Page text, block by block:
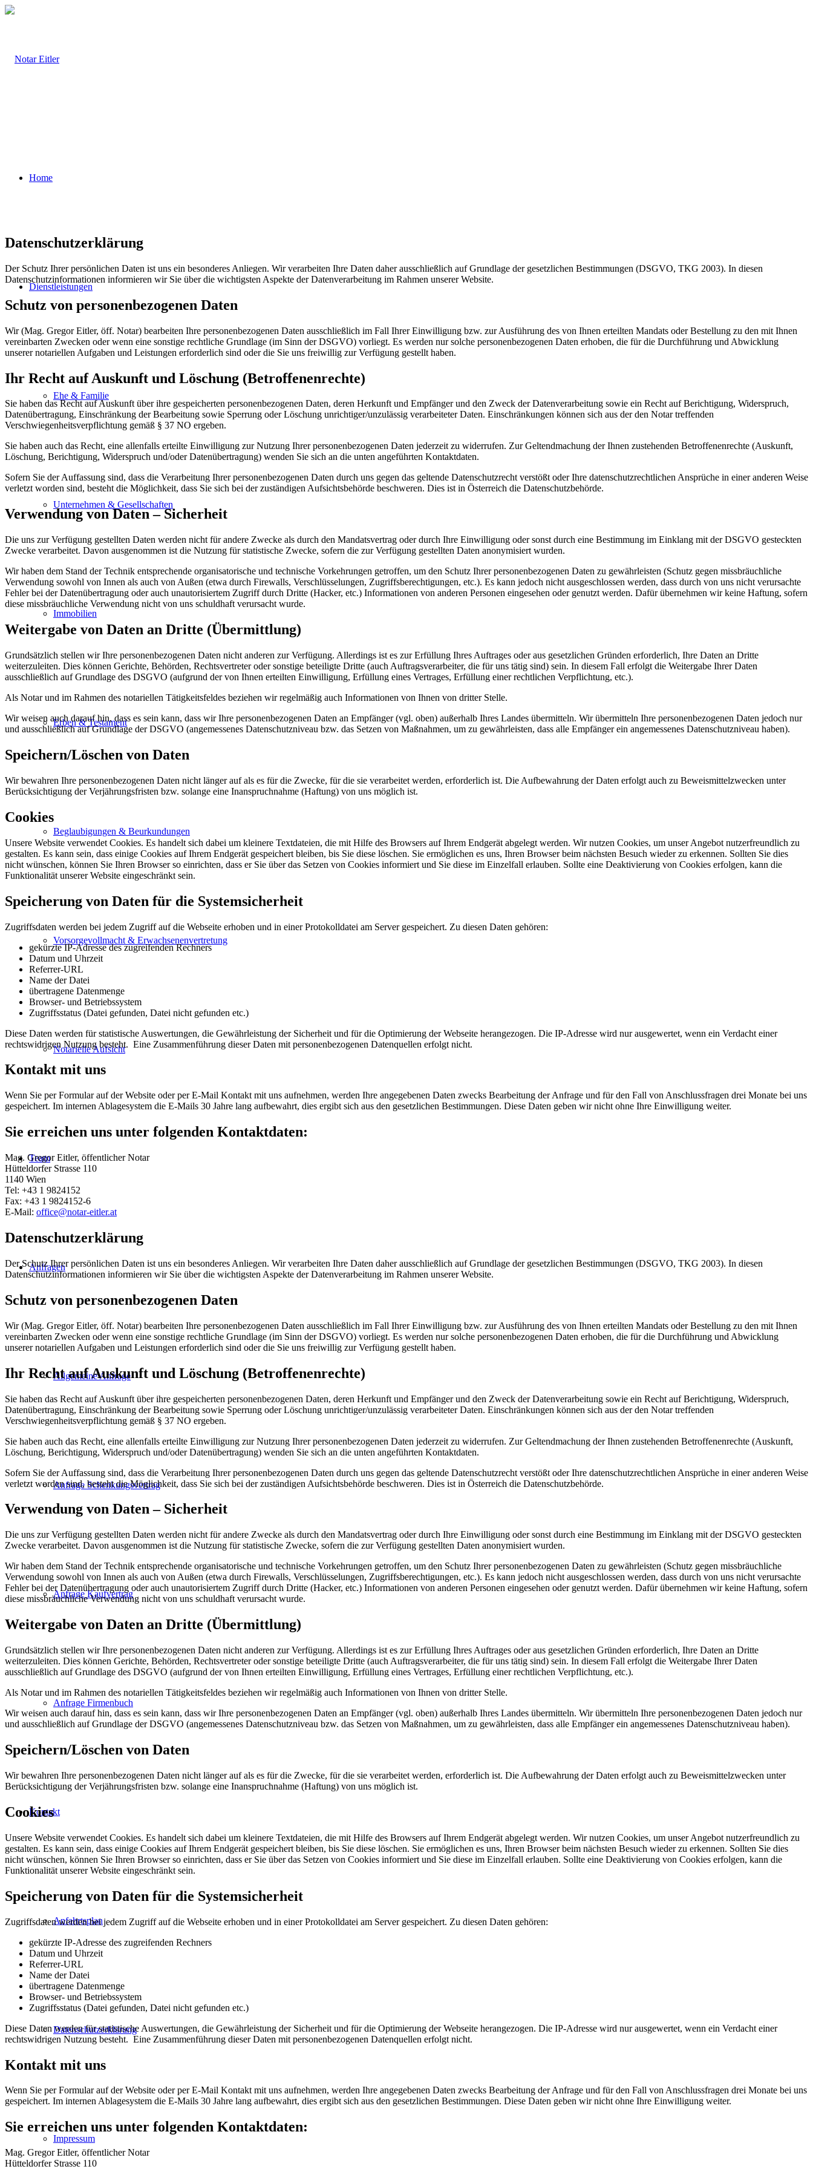
Home
Dienstleistungen
Ehe & Familie
Unternehmen & Gesellschaften
Immobilien
Erben & Testament
Beglaubigungen & Beurkundungen
Vorsorgevollmacht & Erwachsenenvertretung
Notarielle Aufsicht
Team
Anfragen
Allgemeine Anfrage
Anfrage Schenkungsvertrag
Anfrage Kaufvertrag
Anfrage Firmenbuch
Kontakt
Anfahrtsplan
Datenschutzerklärung
Impressum
Datenschutzerklärung
Der Schutz Ihrer persönlichen Daten ist uns ein besonderes Anliegen. Wir verarbeiten Ihre Daten daher ausschließlich auf Grundlage der gesetzlichen Bestimmungen (DSGVO, TKG 2003). In diesen
Datenschutzinformationen informieren wir Sie über die wichtigsten Aspekte der Datenverarbeitung im Rahmen unserer Website.
Schutz von personenbezogenen Daten
Wir (Mag. Gregor Eitler, öff. Notar) bearbeiten Ihre personenbezogenen Daten ausschließlich im Fall Ihrer Einwilligung bzw. zur Ausführung des von Ihnen erteilten Mandats oder Bestellung zu den mit Ihnen
vereinbarten Zwecken oder wenn eine sonstige rechtliche Grundlage (im Sinn der DSGVO) vorliegt. Es werden nur solche personenbezogenen Daten erhoben, die für die Durchführung und Abwicklung
unserer notariellen Aufgaben und Leistungen erforderlich sind oder die Sie uns freiwillig zur Verfügung gestellt haben.
Ihr Recht auf Auskunft und Löschung (Betroffenenrechte)
Sie haben das Recht auf Auskunft über ihre gespeicherten personenbezogenen Daten, deren Herkunft und Empfänger und den Zweck der Datenverarbeitung sowie ein Recht auf Berichtigung, Widerspruch,
Datenübertragung, Einschränkung der Bearbeitung sowie Sperrung oder Löschung unrichtiger/unzulässig verarbeiteter Daten. Einschränkungen können sich aus der den Notar treffenden
Verschwiegenheitsverpflichtung gemäß § 37 NO ergeben.
Sie haben auch das Recht, eine allenfalls erteilte Einwilligung zur Nutzung Ihrer personenbezogenen Daten jederzeit zu widerrufen. Zur Geltendmachung der Ihnen zustehenden Betroffenenrechte (Auskunft,
Löschung, Berichtigung, Widerspruch und/oder Datenübertragung) wenden Sie sich an die unten angeführten Kontaktdaten.
Sofern Sie der Auffassung sind, dass die Verarbeitung Ihrer personenbezogenen Daten durch uns gegen das geltende Datenschutzrecht verstößt oder Ihre datenschutzrechtlichen Ansprüche in einer anderen Weise
verletzt worden sind, besteht die Möglichkeit, dass Sie sich bei der zuständigen Aufsichtsbehörde beschweren. Dies ist in Österreich die Datenschutzbehörde.
Verwendung von Daten – Sicherheit
Die uns zur Verfügung gestellten Daten werden nicht für andere Zwecke als durch den Mandatsvertrag oder durch Ihre Einwilligung oder sonst durch eine Bestimmung im Einklang mit der DSGVO gesteckten
Zwecke verarbeitet. Davon ausgenommen ist die Nutzung für statistische Zwecke, sofern die zur Verfügung gestellten Daten anonymisiert wurden.
Wir haben dem Stand der Technik entsprechende organisatorische und technische Vorkehrungen getroffen, um den Schutz Ihrer personenbezogenen Daten zu gewährleisten (Schutz gegen missbräuchliche
Verwendung sowohl von Innen als auch von Außen (etwa durch Firewalls, Verschlüsselungen, Zugriffsberechtigungen, etc.). Es kann jedoch nicht ausgeschlossen werden, dass durch von uns nicht verursachte
Fehler bei der Datenübertragung oder auch unautorisiertem Zugriff durch Dritte (Hacker, etc.) Informationen von anderen Personen eingesehen oder genutzt werden. Dafür übernehmen wir keine Haftung, sofern
diese missbräuchliche Verwendung nicht von uns schuldhaft verursacht wurde.
Weitergabe von Daten an Dritte (Übermittlung)
Grundsätzlich stellen wir Ihre personenbezogenen Daten nicht anderen zur Verfügung. Allerdings ist es zur Erfüllung Ihres Auftrages oder aus gesetzlichen Gründen erforderlich, Ihre Daten an Dritte
weiterzuleiten. Dies können Gerichte, Behörden, Rechtsvertreter oder sonstige beteiligte Dritte (auch Auftragsverarbeiter, die für uns tätig sind) sein. In diesem Fall erfolgt die Weitergabe Ihrer Daten
ausschließlich auf Grundlage des DSGVO (aufgrund der von Ihnen erteilten Einwilligung, Erfüllung eines Vertrages, Erfüllung einer rechtlichen Verpflichtung, etc.).
Als Notar und im Rahmen des notariellen Tätigkeitsfeldes beziehen wir regelmäßig auch Informationen von Ihnen von dritter Stelle.
Wir weisen auch darauf hin, dass es sein kann, dass wir Ihre personenbezogenen Daten an Empfänger (vgl. oben) außerhalb Ihres Landes übermitteln. Wir übermitteln Ihre personenbezogenen Daten jedoch nur
und ausschließlich auf Grundlage der DSGVO (angemessenes Datenschutzniveau bzw. das Setzen von Maßnahmen, um zu gewährleisten, dass alle Empfänger ein angemessenes Datenschutzniveau haben).
Speichern/Löschen von Daten
Wir bewahren Ihre personenbezogenen Daten nicht länger auf als es für die Zwecke, für die sie verarbeitet werden, erforderlich ist. Die Aufbewahrung der Daten erfolgt auch zu Beweismittelzwecken unter
Berücksichtigung der Verjährungsfristen bzw. solange eine Inanspruchnahme (Haftung) von uns möglich ist.
Cookies
Unsere Website verwendet Cookies. Es handelt sich dabei um kleinere Textdateien, die mit Hilfe des Browsers auf Ihrem Endgerät abgelegt werden. Wir nutzen Cookies, um unser Angebot nutzerfreundlich zu
gestalten. Es kann sein, dass einige Cookies auf Ihrem Endgerät gespeichert bleiben, bis Sie diese löschen. Sie ermöglichen es uns, Ihren Browser beim nächsten Besuch wieder zu erkennen. Sollten Sie dies
nicht wünschen, können Sie Ihren Browser so einrichten, dass er Sie über das Setzen von Cookies informiert und Sie diese im Einzelfall erlauben. Sollte eine Deaktivierung von Cookies erfolgen, kann die
Funktionalität unserer Website eingeschränkt sein.
Speicherung von Daten für die Systemsicherheit
Zugriffsdaten werden bei jedem Zugriff auf die Webseite erhoben und in einer Protokolldatei am Server gespeichert. Zu diesen Daten gehören:
gekürzte IP-Adresse des zugreifenden Rechners
Datum und Uhrzeit
Referrer-URL
Name der Datei
übertragene Datenmenge
Browser- und Betriebssystem
Zugriffsstatus (Datei gefunden, Datei nicht gefunden etc.)
Diese Daten werden für statistische Auswertungen, die Gewährleistung der Sicherheit und für die Optimierung der Webseite herangezogen. Die IP-Adresse wird nur ausgewertet, wenn ein Verdacht einer
rechtswidrigen Nutzung besteht. Eine Zusammenführung dieser Daten mit personenbezogenen Datenquellen erfolgt nicht.
Kontakt mit uns
Wenn Sie per Formular auf der Website oder per E-Mail Kontakt mit uns aufnehmen, werden Ihre angegebenen Daten zwecks Bearbeitung der Anfrage und für den Fall von Anschlussfragen drei Monate bei uns
gespeichert. Im internen Ablagesystem die E-Mails 30 Jahre lang aufbewahrt, dies ergibt sich aus den gesetzlichen Bestimmungen. Diese Daten geben wir nicht ohne Ihre Einwilligung weiter.
Sie erreichen uns unter folgenden Kontaktdaten:
Mag. Gregor Eitler, öffentlicher Notar
Hütteldorfer Strasse 110
1140 Wien
Tel: +43 1 9824152
Fax: +43 1 9824152-6
E-Mail: office@notar-eitler.at
Datenschutzerklärung
Der Schutz Ihrer persönlichen Daten ist uns ein besonderes Anliegen. Wir verarbeiten Ihre Daten daher ausschließlich auf Grundlage der gesetzlichen Bestimmungen (DSGVO, TKG 2003). In diesen
Datenschutzinformationen informieren wir Sie über die wichtigsten Aspekte der Datenverarbeitung im Rahmen unserer Website.
Schutz von personenbezogenen Daten
Wir (Mag. Gregor Eitler, öff. Notar) bearbeiten Ihre personenbezogenen Daten ausschließlich im Fall Ihrer Einwilligung bzw. zur Ausführung des von Ihnen erteilten Mandats oder Bestellung zu den mit Ihnen
vereinbarten Zwecken oder wenn eine sonstige rechtliche Grundlage (im Sinn der DSGVO) vorliegt. Es werden nur solche personenbezogenen Daten erhoben, die für die Durchführung und Abwicklung
unserer notariellen Aufgaben und Leistungen erforderlich sind oder die Sie uns freiwillig zur Verfügung gestellt haben.
Ihr Recht auf Auskunft und Löschung (Betroffenenrechte)
Sie haben das Recht auf Auskunft über ihre gespeicherten personenbezogenen Daten, deren Herkunft und Empfänger und den Zweck der Datenverarbeitung sowie ein Recht auf Berichtigung, Widerspruch,
Datenübertragung, Einschränkung der Bearbeitung sowie Sperrung oder Löschung unrichtiger/unzulässig verarbeiteter Daten. Einschränkungen können sich aus der den Notar treffenden
Verschwiegenheitsverpflichtung gemäß § 37 NO ergeben.
Sie haben auch das Recht, eine allenfalls erteilte Einwilligung zur Nutzung Ihrer personenbezogenen Daten jederzeit zu widerrufen. Zur Geltendmachung der Ihnen zustehenden Betroffenenrechte (Auskunft,
Löschung, Berichtigung, Widerspruch und/oder Datenübertragung) wenden Sie sich an die unten angeführten Kontaktdaten.
Sofern Sie der Auffassung sind, dass die Verarbeitung Ihrer personenbezogenen Daten durch uns gegen das geltende Datenschutzrecht verstößt oder Ihre datenschutzrechtlichen Ansprüche in einer anderen Weise
verletzt worden sind, besteht die Möglichkeit, dass Sie sich bei der zuständigen Aufsichtsbehörde beschweren. Dies ist in Österreich die Datenschutzbehörde.
Verwendung von Daten – Sicherheit
Die uns zur Verfügung gestellten Daten werden nicht für andere Zwecke als durch den Mandatsvertrag oder durch Ihre Einwilligung oder sonst durch eine Bestimmung im Einklang mit der DSGVO gesteckten
Zwecke verarbeitet. Davon ausgenommen ist die Nutzung für statistische Zwecke, sofern die zur Verfügung gestellten Daten anonymisiert wurden.
Wir haben dem Stand der Technik entsprechende organisatorische und technische Vorkehrungen getroffen, um den Schutz Ihrer personenbezogenen Daten zu gewährleisten (Schutz gegen missbräuchliche
Verwendung sowohl von Innen als auch von Außen (etwa durch Firewalls, Verschlüsselungen, Zugriffsberechtigungen, etc.). Es kann jedoch nicht ausgeschlossen werden, dass durch von uns nicht verursachte
Fehler bei der Datenübertragung oder auch unautorisiertem Zugriff durch Dritte (Hacker, etc.) Informationen von anderen Personen eingesehen oder genutzt werden. Dafür übernehmen wir keine Haftung, sofern
diese missbräuchliche Verwendung nicht von uns schuldhaft verursacht wurde.
Weitergabe von Daten an Dritte (Übermittlung)
Grundsätzlich stellen wir Ihre personenbezogenen Daten nicht anderen zur Verfügung. Allerdings ist es zur Erfüllung Ihres Auftrages oder aus gesetzlichen Gründen erforderlich, Ihre Daten an Dritte
weiterzuleiten. Dies können Gerichte, Behörden, Rechtsvertreter oder sonstige beteiligte Dritte (auch Auftragsverarbeiter, die für uns tätig sind) sein. In diesem Fall erfolgt die Weitergabe Ihrer Daten
ausschließlich auf Grundlage des DSGVO (aufgrund der von Ihnen erteilten Einwilligung, Erfüllung eines Vertrages, Erfüllung einer rechtlichen Verpflichtung, etc.).
Als Notar und im Rahmen des notariellen Tätigkeitsfeldes beziehen wir regelmäßig auch Informationen von Ihnen von dritter Stelle.
Wir weisen auch darauf hin, dass es sein kann, dass wir Ihre personenbezogenen Daten an Empfänger (vgl. oben) außerhalb Ihres Landes übermitteln. Wir übermitteln Ihre personenbezogenen Daten jedoch nur
und ausschließlich auf Grundlage der DSGVO (angemessenes Datenschutzniveau bzw. das Setzen von Maßnahmen, um zu gewährleisten, dass alle Empfänger ein angemessenes Datenschutzniveau haben).
Speichern/Löschen von Daten
Wir bewahren Ihre personenbezogenen Daten nicht länger auf als es für die Zwecke, für die sie verarbeitet werden, erforderlich ist. Die Aufbewahrung der Daten erfolgt auch zu Beweismittelzwecken unter
Berücksichtigung der Verjährungsfristen bzw. solange eine Inanspruchnahme (Haftung) von uns möglich ist.
Cookies
Unsere Website verwendet Cookies. Es handelt sich dabei um kleinere Textdateien, die mit Hilfe des Browsers auf Ihrem Endgerät abgelegt werden. Wir nutzen Cookies, um unser Angebot nutzerfreundlich zu
gestalten. Es kann sein, dass einige Cookies auf Ihrem Endgerät gespeichert bleiben, bis Sie diese löschen. Sie ermöglichen es uns, Ihren Browser beim nächsten Besuch wieder zu erkennen. Sollten Sie dies
nicht wünschen, können Sie Ihren Browser so einrichten, dass er Sie über das Setzen von Cookies informiert und Sie diese im Einzelfall erlauben. Sollte eine Deaktivierung von Cookies erfolgen, kann die
Funktionalität unserer Website eingeschränkt sein.
Speicherung von Daten für die Systemsicherheit
Zugriffsdaten werden bei jedem Zugriff auf die Webseite erhoben und in einer Protokolldatei am Server gespeichert. Zu diesen Daten gehören:
gekürzte IP-Adresse des zugreifenden Rechners
Datum und Uhrzeit
Referrer-URL
Name der Datei
übertragene Datenmenge
Browser- und Betriebssystem
Zugriffsstatus (Datei gefunden, Datei nicht gefunden etc.)
Diese Daten werden für statistische Auswertungen, die Gewährleistung der Sicherheit und für die Optimierung der Webseite herangezogen. Die IP-Adresse wird nur ausgewertet, wenn ein Verdacht einer
rechtswidrigen Nutzung besteht. Eine Zusammenführung dieser Daten mit personenbezogenen Datenquellen erfolgt nicht.
Kontakt mit uns
Wenn Sie per Formular auf der Website oder per E-Mail Kontakt mit uns aufnehmen, werden Ihre angegebenen Daten zwecks Bearbeitung der Anfrage und für den Fall von Anschlussfragen drei Monate bei uns
gespeichert. Im internen Ablagesystem die E-Mails 30 Jahre lang aufbewahrt, dies ergibt sich aus den gesetzlichen Bestimmungen. Diese Daten geben wir nicht ohne Ihre Einwilligung weiter.
Sie erreichen uns unter folgenden Kontaktdaten:
Mag. Gregor Eitler, öffentlicher Notar
Hütteldorfer Strasse 110